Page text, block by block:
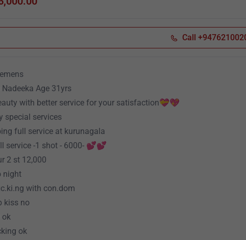
Call
Age 31yrs
with better service for your satisfaction💝💖
special services
full service at kurunagala
service -1 shot - 6000- 💕💕
2 st 12,000
with con.dom
kiss no
ok